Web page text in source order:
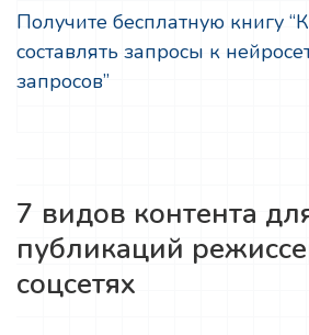
Получите бесплатную книгу
составлять запросы к
запросов”
7 видов контента
публикаций
соцсетях